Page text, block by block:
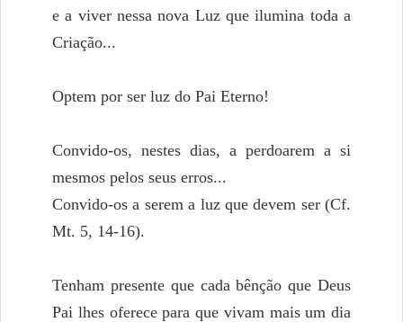
e a viver nessa nova Luz que ilumina toda a
Criação...
Optem por ser luz do Pai Eterno!
Convido-os, nestes dias, a perdoarem a si
mesmos pelos seus erros...
Convido-os a serem a luz que devem ser (Cf.
Mt. 5, 14-16).
Tenham presente que cada bênção que Deus
Pai lhes oferece para que vivam mais um dia